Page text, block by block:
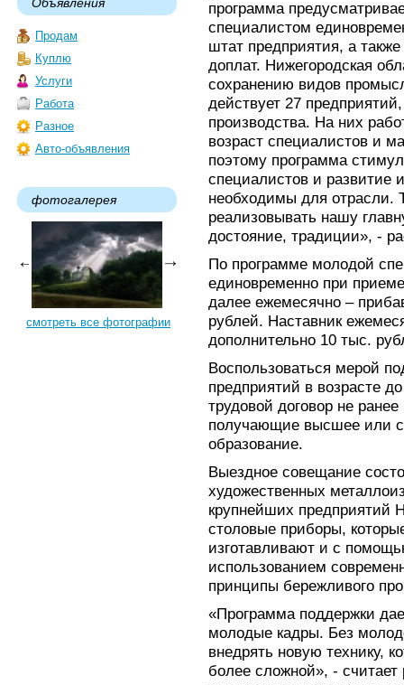
Продам
Куплю
Услуги
Работа
Разное
Авто-объявления
фотогалерея
смотреть все фотографии
программа
специалистом
штат предприятия, а
доплат. Нижегородская
сохранению видов
действует 27
производства. На них
возраст специалистов и
поэтому программа
специалистов и развитие
необходимы для отрасли.
реализовывать нашу
достояние, традиции», -
По программе молодой
единовременно при
далее ежемесячно –
рублей. Наставник
дополнительно 10 тыс.
Воспользоваться мерой
предприятий в возрасте
трудовой договор не
получающие высшее или
образование.
Выездное совещание
художественных
крупнейших предприятий
столовые приборы,
изготавливают и с
использованием
принципы бережливого
«Программа поддержки
молодые кадры. Без
внедрять новую технику,
более сложной», - считает